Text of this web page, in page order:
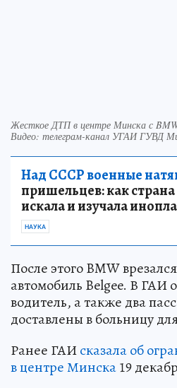
Жесткое ДТП в центре Минска с
Видео: телеграм-канал УГАИ ГУВД
Над СССР военные
пришельцев: как страна
искала и изучала
НАУКА
После этого BMW
автомобиль Belgee. В ГАИ
водитель, а также два
доставлены в больницу
Ранее ГАИсказала об
в центре Минска19